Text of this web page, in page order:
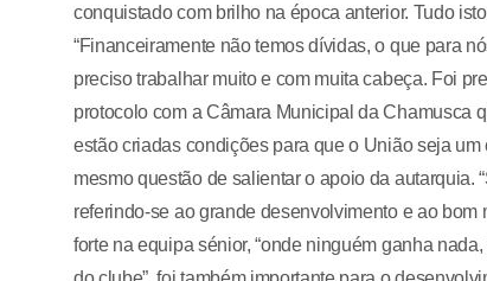
conquistado com brilho na época anterior. Tudo
“Financeiramente não temos dívidas, o que para
preciso trabalhar muito e com muita cabeça. Foi
protocolo com a Câmara Municipal da Chamusca
estão criadas condições para que o União seja
mesmo questão de salientar o apoio da autarquia.
referindo-se ao grande desenvolvimento e ao
forte na equipa sénior, “onde ninguém ganha